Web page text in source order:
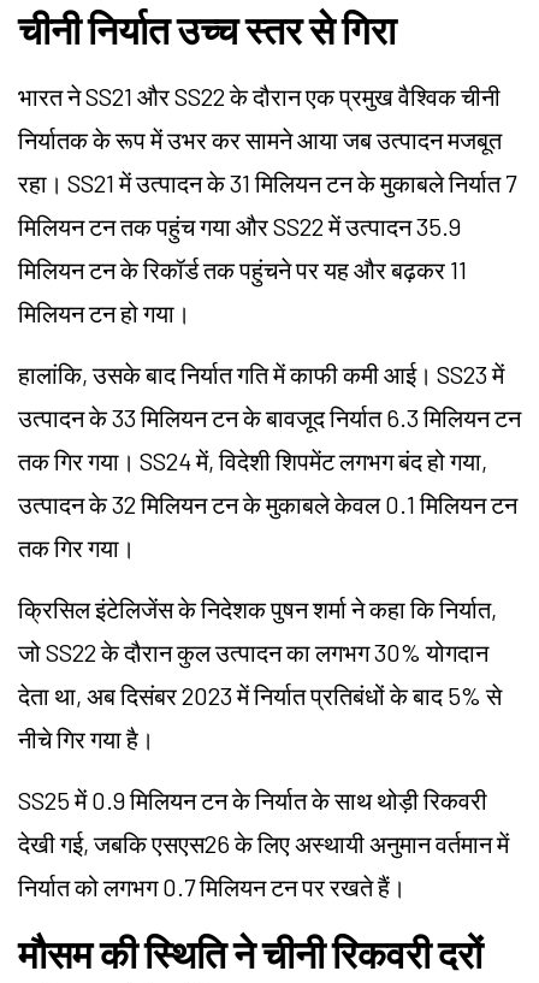
चीनी निर्यात उच्च स्तर से गिरा
भारत ने SS21 और SS22 के दौरान एक प्रमुख वैश्विक चीनी
निर्यातक के रूप में उभर कर सामने आया जब उत्पादन मजबूत
रहा। SS21 में उत्पादन के 31 मिलियन टन के मुकाबले निर्यात 7
मिलियन टन तक पहुंच गया और SS22 में उत्पादन 35.9
मिलियन टन के रिकॉर्ड तक पहुंचने पर यह और बढ़कर 11
मिलियन टन हो गया।
हालांकि, उसके बाद निर्यात गति में काफी कमी आई। SS23 में
उत्पादन के 33 मिलियन टन के बावजूद निर्यात 6.3 मिलियन टन
तक गिर गया। SS24 में, विदेशी शिपमेंट लगभग बंद हो गया,
उत्पादन के 32 मिलियन टन के मुकाबले केवल 0.1 मिलियन टन
तक गिर गया।
क्रिसिल इंटेलिजेंस के निदेशक पुषन शर्मा ने कहा कि निर्यात,
जो SS22 के दौरान कुल उत्पादन का लगभग 30% योगदान
देता था, अब दिसंबर 2023 में निर्यात प्रतिबंधों के बाद 5% से
नीचे गिर गया है।
SS25 में 0.9 मिलियन टन के निर्यात के साथ थोड़ी रिकवरी
देखी गई, जबकि एसएस26 के लिए अस्थायी अनुमान वर्तमान में
निर्यात को लगभग 0.7 मिलियन टन पर रखते हैं।
मौसम की स्थिति ने चीनी रिकवरी दरों